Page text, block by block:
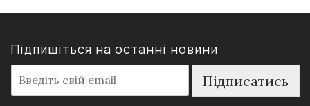
Підпишіться на останні новини
m
a
Підписатись